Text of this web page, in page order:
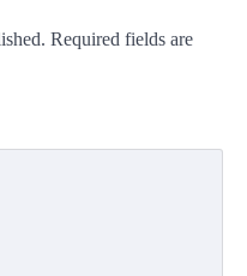
Required fields are